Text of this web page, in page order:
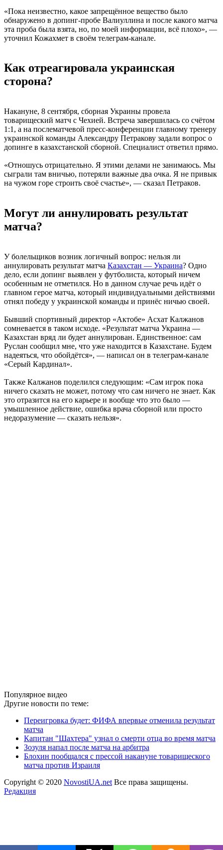
«Пока неизвестно, какое запрещённое вещество было
обнаружено в допинг-пробе Валиуллина и после какого матча
эта проба была взята, но, по моей информации, всё плохо», —
уточнил Кожахмет в своём телеграм-канале.
Как отреагировала украинская
сторона?
Накануне, 8 сентября, сборная Украины провела
товарищеский матч с Чехией. Встреча завершилась со счётом
1:1, а на послематчевой пресс-конференции главному тренеру
украинской команды Александру Петракову задали вопрос о
допинге в казахстанской сборной. Специалист ответил прямо.
«Отношусь отрицательно. Я этими делами не занимаюсь. Мы
сыграли там вничью, потеряли важные два очка. Я не привык
на чужом горе строить своё счастье», — сказал Петраков.
Могут ли аннулировать результат
матча?
У болельщиков возник логичный вопрос: нельзя ли
аннулировать результат матча Казахстан — Украина? Одно
дело, если допинг выявлен у футболиста, который ничем
особенным не отметился. Но в данном случае речь идёт о
главном герое матча, который индивидуальными действиями
отнял победу у украинской команды и принёс ничью своей.
Бывший спортивный директор «Актобе» Асхат Калжанов
сомневается в таком исходе. «Результат матча Украина —
Казахстан вряд ли будет аннулирован. Единственное: сам
Руслан сообщил мне, что уже находится в Казахстане. Будем
надеяться, что обойдётся», — написал он в телеграм-канале
«Серый Кардинал».
Также Калжанов поделился следующим: «Сам игрок пока
ничего сказать не может, потому что сам ничего не знает. Как
это отразится на его карьере и вообще что это было —
умышленное действие, ошибка врача сборной или просто
недоразумение — сказать нельзя».
Популярное видео
Другие новости по теме:
Переигровка будет: ФИФА впервые отменила результат
матча
Капитан "Шахтера" узнал о смерти отца во время матча
Зозуля напал после матча на арбитра
Блохин пообщался с прессой накануне товарищеского
матча против Израиля
Copyright © 2020 NovostiUA.net Все права защищены.
Редакция